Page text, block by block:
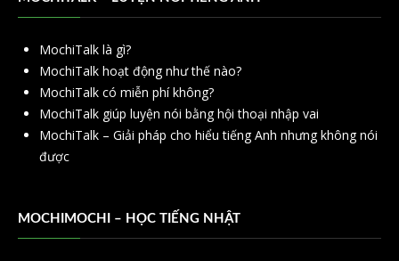
MochiTalk là gì?
MochiTalk hoạt động như thế nào?
MochiTalk có miễn phí không?
MochiTalk giúp luyện nói bằng hội thoại nhập vai
MochiTalk – Giải pháp cho hiểu tiếng Anh nhưng không nói
được
MOCHIMOCHI – HỌC TIẾNG NHẬT